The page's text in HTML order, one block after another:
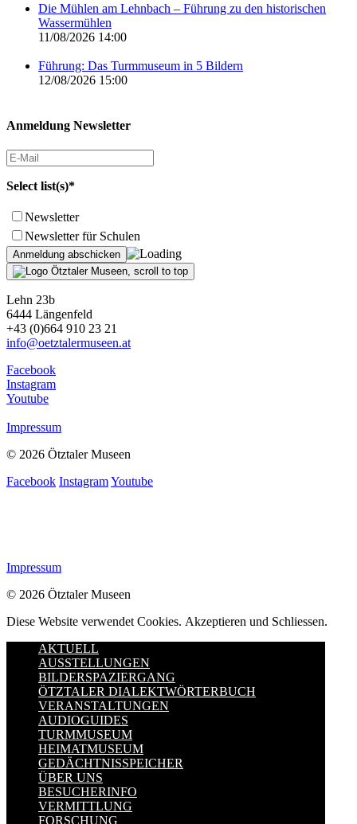
Die Mühlen am Lehnbach – Führung zu den historischen
Wassermühlen
11/08/2026 14:00
Führung: Das Turmmuseum in 5 Bildern
12/08/2026 15:00
Anmeldung Newsletter
Select list(s)*
Newsletter
Newsletter für Schulen
Lehn 23b
6444 Längenfeld
+43 (0)664 910 23 21
info@oetztalermuseen.at
Facebook
Instagram
Youtube
Impressum
© 2026 Ötztaler Museen
Facebook InstagramYoutube
Impressum
© 2026 Ötztaler Museen
Diese Website verwendet Cookies. Akzeptieren und Schliessen.
AKTUELL
AUSSTELLUNGEN
BILDERSPAZIERGANG
ÖTZTALER DIALEKTWÖRTERBUCH
VERANSTALTUNGEN
AUDIOGUIDES
TURMMUSEUM
HEIMATMUSEUM
GEDÄCHTNISSPEICHER
ÜBER UNS
BESUCHERINFO
VERMITTLUNG
FORSCHUNG